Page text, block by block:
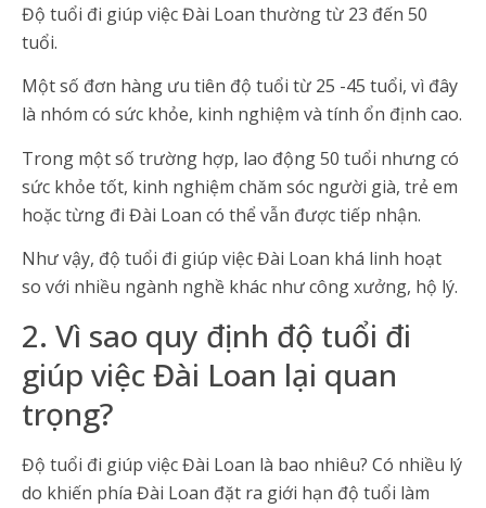
Độ tuổi đi giúp việc Đài Loan thường từ 23 đến 50
tuổi.
Một số đơn hàng ưu tiên độ tuổi từ 25 -45 tuổi, vì đây
là nhóm có sức khỏe, kinh nghiệm và tính ổn định cao.
Trong một số trường hợp, lao động 50 tuổi nhưng có
sức khỏe tốt, kinh nghiệm chăm sóc người già, trẻ em
hoặc từng đi Đài Loan có thể vẫn được tiếp nhận.
Như vậy, độ tuổi đi giúp việc Đài Loan khá linh hoạt
so với nhiều ngành nghề khác như công xưởng, hộ lý.
2. Vì sao quy định độ tuổi đi
giúp việc Đài Loan lại quan
trọng?
Độ tuổi đi giúp việc Đài Loan là bao nhiêu? Có nhiều lý
do khiến phía Đài Loan đặt ra giới hạn độ tuổi làm